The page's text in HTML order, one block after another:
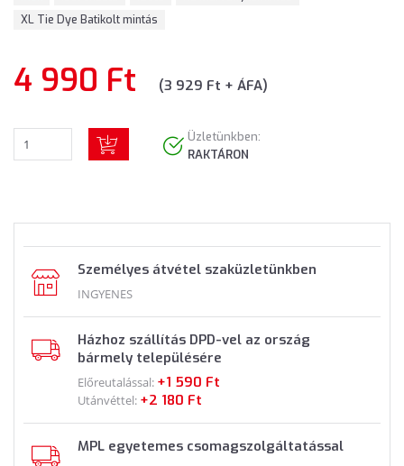
XL Tie Dye Batikolt mintás
4 990 Ft (3 929 Ft + ÁFA)
Üzletünkben:
RAKTÁRON
Személyes átvétel szaküzletünkben
INGYENES
Házhoz szállítás DPD-vel az ország
bármely településére
Előreutalással: +1 590 Ft
Utánvéttel: +2 180 Ft
MPL egyetemes csomagszolgáltatással